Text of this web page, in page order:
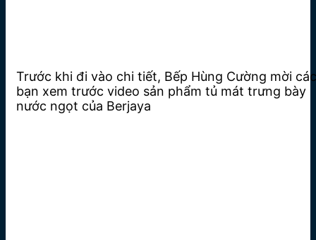
Trước khi đi vào chi tiết, Bếp Hùng Cường mời các
bạn xem trước video sản phẩm tủ mát trưng bày
nước ngọt của Berjaya